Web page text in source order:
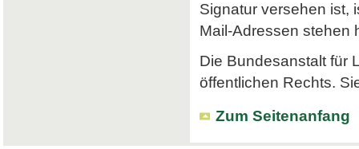
Signatur versehen ist,
Mail-Adressen stehen
Die Bundesanstalt für
öffentlichen Rechts.
Zum Seitenanfang